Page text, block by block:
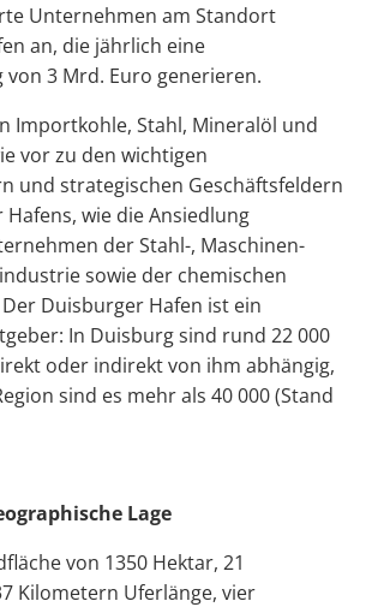
Unternehmen am Standort
an, die jährlich eine
3 Mrd. Euro generieren.
Importkohle, Stahl, Mineralöl und
vor zu den wichtigen
und strategischen Geschäftsfeldern
wie die Ansiedlung
der Stahl-, Maschinen-
sowie der chemischen
Duisburger Hafen ist ein
In Duisburg sind rund 22 000
oder indirekt von ihm abhängig,
sind es mehr als 40 000 (Stand
Lage
von 1350 Hektar, 21
Kilometern Uferlänge, vier